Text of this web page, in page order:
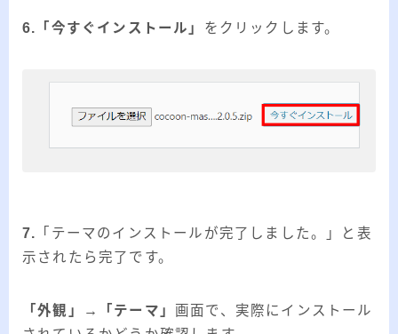
6.「今すぐインストール」 をクリックします。
7. 「テーマのインストールが完了しました。」と表
示されたら完了です。
「外観」→「テーマ」 画面で、実際にインストール